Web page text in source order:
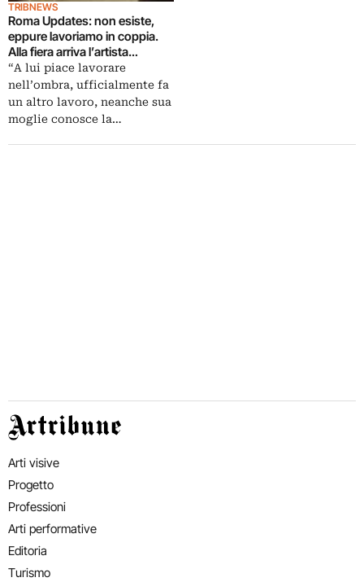
TRIBNEWS
Roma Updates: non esiste,
eppure lavoriamo in coppia.
Alla fiera arriva l’artista
libanese Mounira Al Solh per
presentare il collega
immaginario Bassam Ramlawi,
ecco un piccolo video…
“A lui piace lavorare
nell’ombra, ufficialmente fa
un altro lavoro, neanche sua
moglie conosce la…
Artribune
Arti visive
Progetto
Professioni
Arti performative
Editoria
Turismo